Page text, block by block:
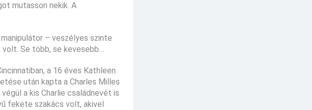
mutasson nekik. A
– veszélyes szinte
volt. Se több, se kevesebb…
a 16 éves Kathleen
után kapta a Charles Milles
a kis Charlie családnevét is
fekete szakács volt, akivel